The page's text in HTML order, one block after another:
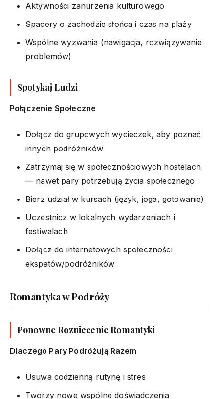
Aktywności zanurzenia kulturowego
Spacery o zachodzie słońca i czas na plaży
Wspólne wyzwania (nawigacja, rozwiązywanie
problemów)
Spotykaj Ludzi
Połączenie Społeczne
Dołącz do grupowych wycieczek, aby poznać
innych podróżników
Zatrzymaj się w społecznościowych hostelach
— nawet pary potrzebują życia społecznego
Bierz udział w kursach (język, joga, gotowanie)
Uczestnicz w lokalnych wydarzeniach i
festiwalach
Dołącz do internetowych społeczności
ekspatów/podróżników
Romantyka w Podróży
Ponowne Rozniecenie Romantyki
Dlaczego Pary Podróżują Razem
Usuwa codzienną rutynę i stres
Tworzy nowe wspólne doświadczenia